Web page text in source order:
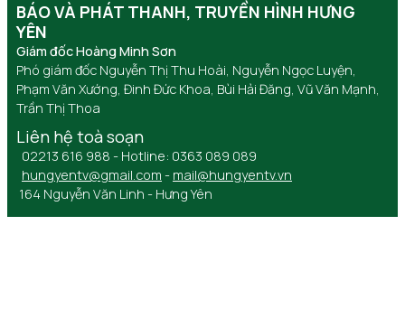
BÁO VÀ PHÁT THANH, TRUYỀN HÌNH HƯNG
YÊN
Giám đốc Hoàng Minh Sơn
Phó giám đốc Nguyễn Thị Thu Hoài, Nguyễn Ngọc Luyện,
Phạm Văn Xướng, Đinh Đức Khoa, Bùi Hải Đăng, Vũ Văn Mạnh,
Trần Thị Thoa
Liên hệ toà soạn
02213 616 988 - Hotline: 0363 089 089
hungyentv@gmail.com - mail@hungyentv.vn
164 Nguyễn Văn Linh - Hưng Yên